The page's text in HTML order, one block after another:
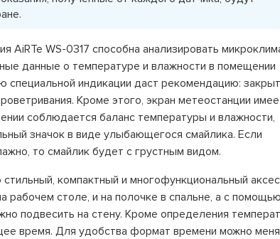
AiRTe WS-0317 способна анализировать
данные о температуре и влажности в помещении
специальной индикации даст рекомендацию:
Кроме этого, экран метеостанции
соблюдается баланс температуры и влажности,
значок в виде улыбающегося смайлика. Если
то смайлик будет с грустным видом.
компактный и многофункциональный
рабочем столе, и на полочке в спальне, а с помощью
подвесить на стену. Кроме определения
время. Для удобства формат времени можно